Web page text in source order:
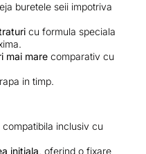
buretele seii impotriva
cu formula speciala
mai mare comparativ cu
in timp.
compatibila inclusiv cu
initiala, oferind o fixare